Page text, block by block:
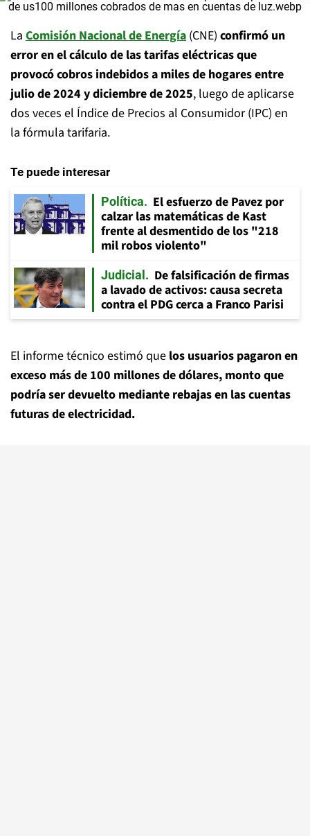
La Comisión Nacional de Energía (CNE) confirmó un
error en el cálculo de las tarifas eléctricas que
provocó cobros indebidos a miles de hogares entre
julio de 2024 y diciembre de 2025, luego de aplicarse
dos veces el Índice de Precios al Consumidor (IPC) en
la fórmula tarifaria.
Te puede interesar
Política
El esfuerzo de Pavez por
calzar las matemáticas de Kast
frente al desmentido de los "218
mil robos violento"
Judicial
De falsificación de firmas
a lavado de activos: causa secreta
contra el PDG cerca a Franco Parisi
El informe técnico estimó que los usuarios pagaron en
exceso más de 100 millones de dólares, monto que
podría ser devuelto mediante rebajas en las cuentas
futuras de electricidad.